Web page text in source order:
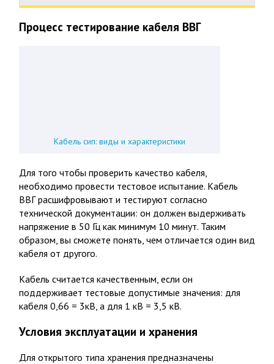
Процесс тестирование кабеля ВВГ
Кабель сип: виды и характеристики
Для того чтобы проверить качество кабеля,
необходимо провести тестовое испытание. Кабель
ВВГ расшифровывают и тестируют согласно
технической документации: он должен выдерживать
напряжение в 50 Гц как минимум 10 минут. Таким
образом, вы сможете понять, чем отличается один вид
кабеля от другого.
Кабель считается качественным, если он
поддерживает тестовые допустимые значения: для
кабеля 0,66 = 3кВ, а для 1 кВ = 3,5 кВ.
Условия эксплуатации и хранения
Для открытого типа хранения предназначены